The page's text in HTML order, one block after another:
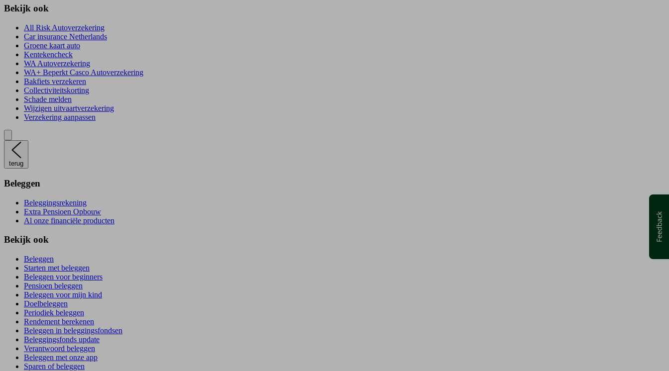
Bekijk ook
All Risk Autoverzekering
Car insurance Netherlands
Groene kaart auto
Kentekencheck
WA Autoverzekering
WA+ Beperkt Casco Autoverzekering
Bakfiets verzekeren
Collectiviteitskorting
Schade melden
Wijzigen uitvaartverzekering
Verzekering aanpassen
terug
Beleggen
Beleggingsrekening
Extra Pensioen Opbouw
Al onze financiële producten
Bekijk ook
Beleggen
Starten met beleggen
Beleggen voor beginners
Pensioen beleggen
Beleggen voor mijn kind
Doelbeleggen
Periodiek beleggen
Rendement berekenen
Beleggen in beleggingsfondsen
Beleggingsfonds update
Verantwoord beleggen
Beleggen met onze app
Sparen of beleggen